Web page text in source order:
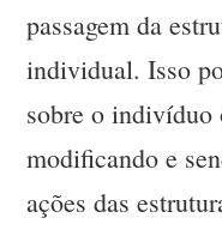
passagem da
individual. Isso
sobre o indivíduo
modificando e
ações das